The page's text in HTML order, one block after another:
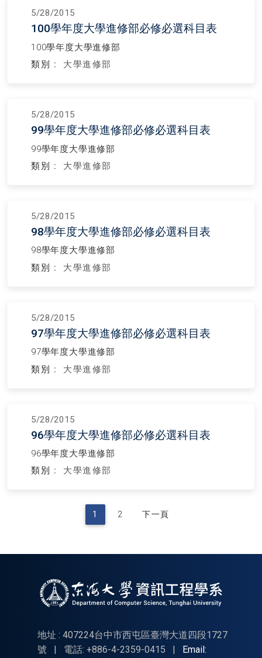
5/28/2015
100學年度大學進修部必修必選科目表
100學年度大學進修部
類別 :
大學進修部
5/28/2015
99學年度大學進修部必修必選科目表
99學年度大學進修部
類別 :
大學進修部
5/28/2015
98學年度大學進修部必修必選科目表
98學年度大學進修部
類別 :
大學進修部
5/28/2015
97學年度大學進修部必修必選科目表
97學年度大學進修部
類別 :
大學進修部
5/28/2015
96學年度大學進修部必修必選科目表
96學年度大學進修部
類別 :
大學進修部
1 2 下一頁
地址 : 407224台中市西屯區臺灣大道四段1727
號
| 電話: +886-4-2359-0415 | Email: